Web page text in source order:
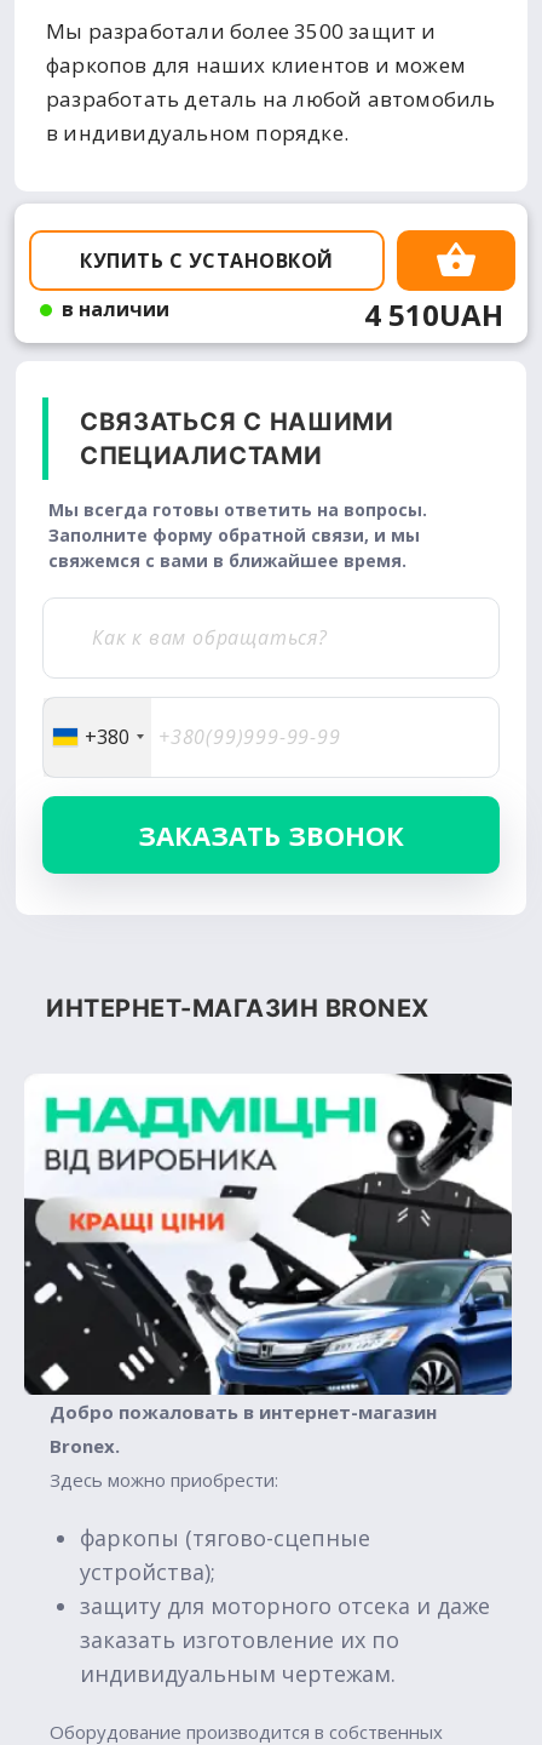
Мы разработали более 3500 защит и
фаркопов для наших клиентов и можем
разработать деталь на любой автомобиль
в индивидуальном порядке.
КУПИТЬ С УСТАНОВКОЙ
в наличии
4 510UAH
СВЯЗАТЬСЯ С НАШИМИ
СПЕЦИАЛИСТАМИ
Мы всегда готовы ответить на вопросы.
Заполните форму обратной связи, и мы
свяжемся с вами в ближайшее время.
+380
ИНТЕРНЕТ-МАГАЗИН BRONEX
Добро пожаловать в интернет-магазин
Вronex.
Здесь можно приобрести:
фаркопы (тягово-сцепные
устройства);
защиту для моторного отсека и даже
заказать изготовление их по
индивидуальным чертежам.
Оборудование производится в собственных